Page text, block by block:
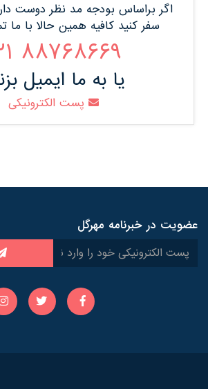
اگر براساس بودجه مد نظر دوست
سفر کنید کافیه همین حالا با ما
88768669 021
یا به ما ایمیل
پست الکترونیکی
عضویت در خبرنامه مهرگل